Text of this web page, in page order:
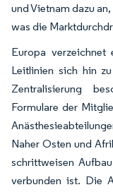
und Vietnam dazu
was die
Europa verzeichnet
Leitlinien sich hin
Zentralisierung
Formulare der
Naher Osten und
schrittweisen
verbunden ist. Die